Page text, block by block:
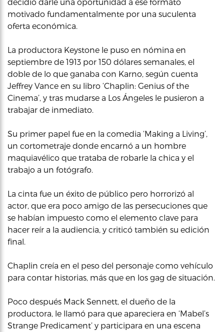
motivado fundamentalmente por una suculenta
oferta económica.
La productora Keystone le puso en nómina en
septiembre de 1913 por 150 dólares semanales, el
doble de lo que ganaba con Karno, según cuenta
Jeffrey Vance en su libro ‘Chaplin: Genius of the
Cinema’, y tras mudarse a Los Ángeles le pusieron a
trabajar de inmediato.
Su primer papel fue en la comedia ‘Making a Living’,
un cortometraje donde encarnó a un hombre
maquiavélico que trataba de robarle la chica y el
trabajo a un fotógrafo.
La cinta fue un éxito de público pero horrorizó al
actor, que era poco amigo de las persecuciones que
se habían impuesto como el elemento clave para
hacer reír a la audiencia, y criticó también su edición
final.
Chaplin creía en el peso del personaje como vehículo
para contar historias, más que en los gag de situación.
Poco después Mack Sennett, el dueño de la
productora, le llamó para que apareciera en ‘Mabel’s
Strange Predicament’ y participara en una escena